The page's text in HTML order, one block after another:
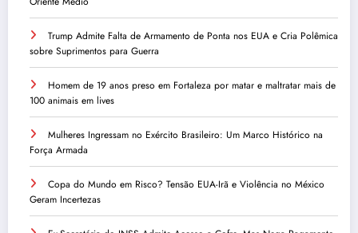
Trump Admite Falta de Armamento de Ponta nos EUA e Cria Polêmica
sobre Suprimentos para Guerra
Homem de 19 anos preso em Fortaleza por matar e maltratar mais de
100 animais em lives
Mulheres Ingressam no Exército Brasileiro: Um Marco Histórico na
Força Armada
Copa do Mundo em Risco? Tensão EUA-Irã e Violência no México
Geram Incertezas